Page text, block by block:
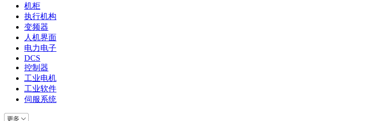
机柜
执行机构
变频器
人机界面
电力电子
DCS
控制器
工业电机
工业软件
伺服系统